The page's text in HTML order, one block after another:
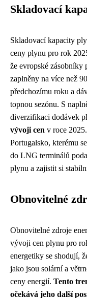
Skladovací
Skladovací kapacity
ceny plynu pro rok
že evropské
zaplněny na více než
předchozímu roku a
topnou sezónu. S
diverzifikaci dodávek
vývoji cen v roce
Portugalsko, kterému
do LNG terminálů
plynu a zajistit si
Obnovitelné
Obnovitelné zdroje
vývoji cen plynu pro
energetiky se shodují,
jako jsou solární a
ceny energií. Tento
očekává jeho další